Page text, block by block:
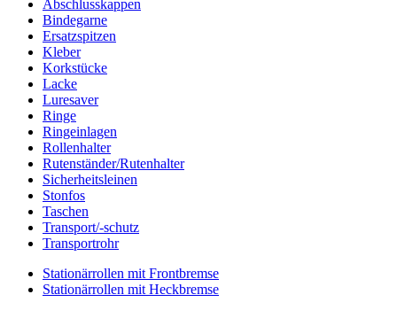
Abschlusskappen
Bindegarne
Ersatzspitzen
Kleber
Korkstücke
Lacke
Luresaver
Ringe
Ringeinlagen
Rollenhalter
Rutenständer/Rutenhalter
Sicherheitsleinen
Stonfos
Taschen
Transport/-schutz
Transportrohr
Stationärrollen mit Frontbremse
Stationärrollen mit Heckbremse